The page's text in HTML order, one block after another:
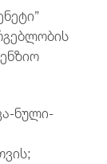
ნული-